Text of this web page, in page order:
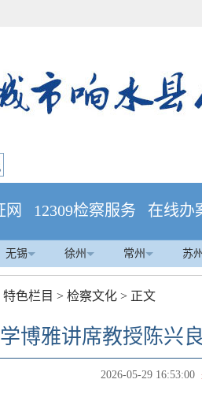
网 12309检察服务 在线办
无锡 徐州 常州 苏州
特色栏目 > 检察文化 > 正文
博雅讲席教授陈兴
2026-05-29 16:53:00